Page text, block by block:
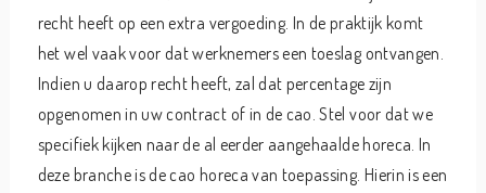
recht heeft op een extra vergoeding. In de praktijk komt
het wel vaak voor dat werknemers een toeslag ontvangen.
Indien u daarop recht heeft, zal dat percentage zijn
opgenomen in uw contract of in de cao. Stel voor dat we
specifiek kijken naar de al eerder aangehaalde horeca. In
deze branche is de cao horeca van toepassing. Hierin is een